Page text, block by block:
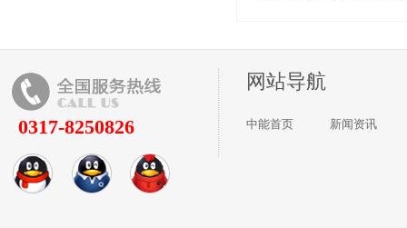
0317-8250826
网站导航
中能首页 新闻资讯